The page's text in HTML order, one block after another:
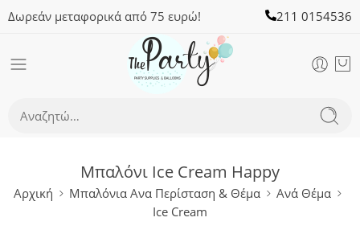
Δωρεάν μεταφορικά από 75 ευρώ! 211 0154536
Μπαλόνι Ice Cream Happy
Αρχική Μπαλόνια Ανα Περίσταση & Θέμα
Ανά Θέμα
Ice Cream